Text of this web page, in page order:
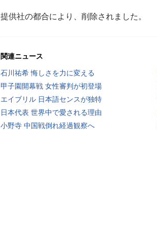
提供社の都合により、削除されました。
関連ニュース
石川祐希 悔しさを力に変える
甲子園開幕戦 女性審判が初登場
エイブリル 日本語センスが独特
日本代表 世界中で愛される理由
小野寺 中国戦倒れ経過観察へ